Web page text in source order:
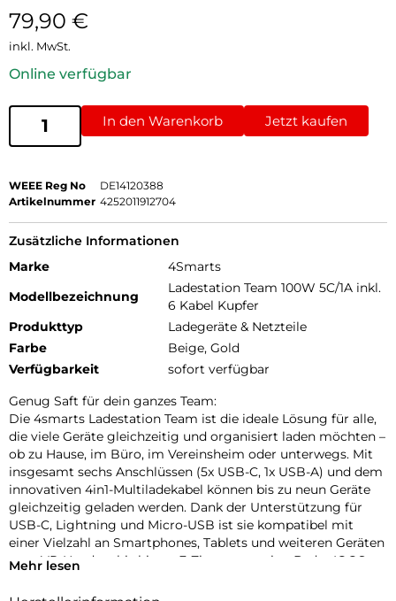
79,90 €
inkl. MwSt.
Online verfügbar
In den Warenkorb Jetzt kaufen
WEEE Reg No
DE14120388
Artikelnummer 4252011912704
Zusätzliche Informationen
Marke
4Smarts
Modellbezeichnung
Ladestation Team 100W 5C/1A inkl.
6 Kabel Kupfer
Produkttyp
Ladegeräte & Netzteile
Farbe
Beige, Gold
Verfügbarkeit
sofort verfügbar
Genug Saft für dein ganzes Team:
Die 4smarts Ladestation Team ist die ideale Lösung für alle,
die viele Geräte gleichzeitig und organisiert laden möchten –
ob zu Hause, im Büro, im Vereinsheim oder unterwegs. Mit
insgesamt sechs Anschlüssen (5x USB-C, 1x USB-A) und dem
innovativen 4in1-Multiladekabel können bis zu neun Geräte
gleichzeitig geladen werden. Dank der Unterstützung für
USB-C, Lightning und Micro-USB ist sie kompatibel mit
einer Vielzahl an Smartphones, Tablets und weiteren Geräten
vom VR-Headset bis hin zu E-Zigaretten wie z.B. der IQOS –
praktische USB-Ladestation für mehrere Geräte, die für alle
Mehr lesen